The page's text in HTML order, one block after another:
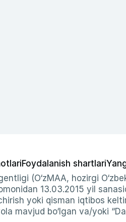
Foydalanish shartlari
(O‘zMAA, hozirgi
13.03.2015 yil
yoki qisman iqtibos
mavjud bo‘lgan va/yoki